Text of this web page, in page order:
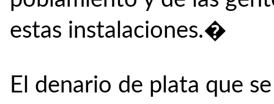
estas instalaciones.�
El denario de plata que